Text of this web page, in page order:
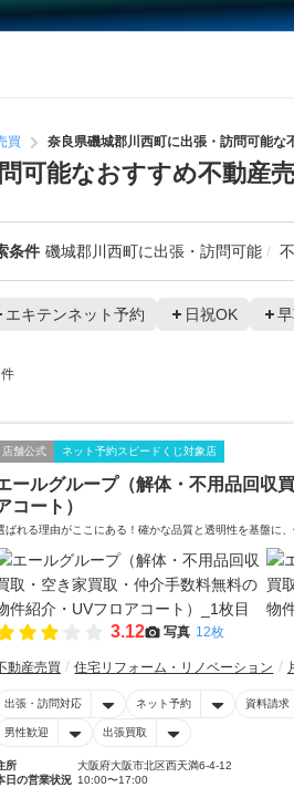
買 奈良県磯城郡川西町に出張・訪問可能な
可能なおすすめ不動産
条件 磯城郡川西町に出張・訪問可能
エキテンネット予約 日祝OK
件
店舗公式 ネット予約スピードくじ対象店
ールグループ（解体・不用品回収
コート）
ばれる理由がここにある！確かな品質と透明性を基盤に
3.12 写真 12枚
動産売買 住宅リフォーム・リノベーション
出張・訪問対応 ネット予約 資料請求
男性歓迎 出張買取
所
大阪府大阪市北区西天満6-4-12
日の営業状況 10:00〜17:00